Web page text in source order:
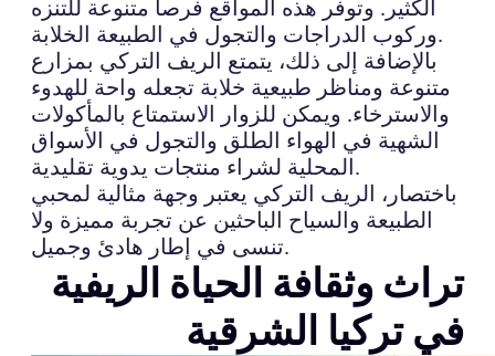
الكثير. وتوفر هذه المواقع فرصاً متنوعة للتنزه
وركوب الدراجات والتجول في الطبيعة الخلابة.
بالإضافة إلى ذلك، يتمتع الريف التركي بمزارع
متنوعة ومناظر طبيعية خلابة تجعله واحة للهدوء
والاسترخاء. ويمكن للزوار الاستمتاع بالمأكولات
الشهية في الهواء الطلق والتجول في الأسواق
المحلية لشراء منتجات يدوية تقليدية.
باختصار، الريف التركي يعتبر وجهة مثالية لمحبي
الطبيعة والسياح الباحثين عن تجربة مميزة ولا
تنسى في إطار هادئ وجميل.
تراث وثقافة الحياة الريفية
في تركيا الشرقية